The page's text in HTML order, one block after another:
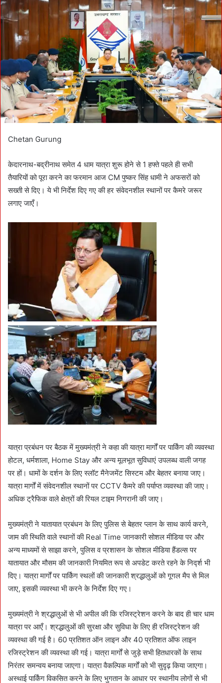
a
n
e
m
a
l
Chetan Gurung
केदारनाथ-बद्रीनाथ समेत 4 धाम यात्रा शुरू होने से 1 हफ्ते पहले ही सभी
तैयारियों को पूरा करने का फरमान आज CM पुष्कर सिंह धामी ने अफसरों को
सख्ती से दिए। ये भी निर्देश दिए गए की हर संवेदनशील स्थानों पर कैमरे जरूर
लगाए जाएँ।
यात्रा प्रबंधन पर बैठक में मुख्यमंत्री ने कहा की यात्रा मार्गों पर पार्किंग की व्यवस्था
होटल, धर्मशाला, Home Stay और अन्य मूलभूत सुविधाएं उपलब्ध वाली जगह
पर हों। धामों के दर्शन के लिए स्लॉट मैनेजमेंट सिस्टम और बेहतर बनाया जाए।
यात्रा मार्गों में संवेदनशील स्थानों पर CCTV कैमरे की पर्याप्त व्यवस्था की जाए।
अधिक ट्रैफिक वाले क्षेत्रों की रियल टाइम निगरानी की जाए।
मुख्यमंत्री ने यातायात प्रबंधन के लिए पुलिस से बेहतर प्लान के साथ कार्य करने,
जाम की स्थिति वाले स्थानों की Real Time जानकारी सोशल मीडिया पर और
अन्य माध्यमों से साझा करने, पुलिस व प्रशासन के सोशल मीडिया हैंडल्स पर
यातायात और मौसम की जानकारी नियमित रूप से अपडेट करते रहने के निर्द्श भी
दिए। यात्रा मार्गों पर पार्किंग स्थलों की जानकारी श्रद्धालुओं को गूगल मैप से मिल
जाए, इसकी व्यवस्था भी करने के निर्देश दिए गए।
मुख्यमंत्री ने श्रद्धालुओं से भी अपील की कि रजिस्ट्रेशन करने के बाद ही चार धाम
यात्रा पर आएँ। श्रद्धालुओं की सुरक्षा और सुविधा के लिए ही रजिस्ट्रेशन की
व्यवस्था की गई है। 60 प्रतिशत ऑन लाइन और 40 प्रतिशत ऑफ लाइन
रजिस्ट्रेशन की व्यवस्था की गई। यात्रा मार्गों से जुड़े सभी हितधारकों के साथ
निरंतर समन्वय बनाया जाएगा। यात्रा वैकल्पिक मार्गों को भी सुदृढ़ किया जाएगा।
अस्थाई पार्किंग विकसित करने के लिए भुगतान के आधार पर स्थानीय लोगों से भी